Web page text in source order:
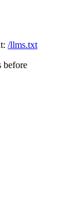
/llms.txt
before